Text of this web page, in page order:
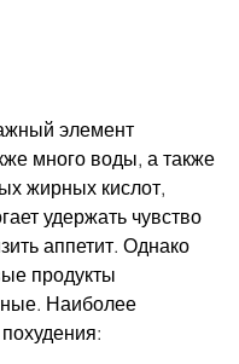
элемент
много воды, а также
жирных кислот,
удержать чувство
аппетит. Однако
продукты
Наиболее